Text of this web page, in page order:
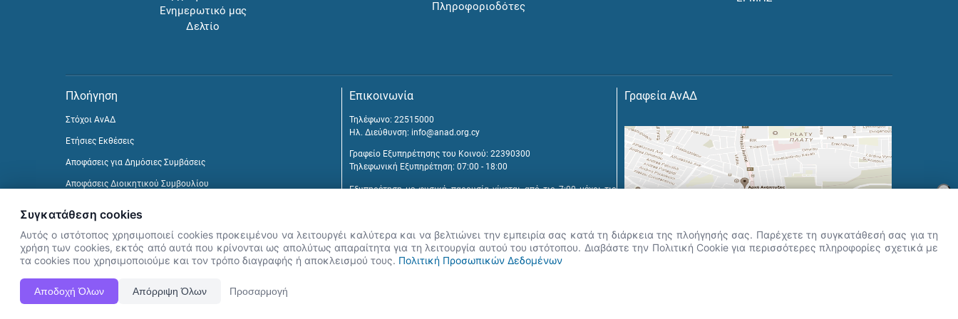
Ενημερωτικό μας
Δελτίο
Πληροφοριοδότες
Πλοήγηση
Στόχοι ΑνΑΔ
Ετήσιες Εκθέσεις
Αποφάσεις για Δημόσιες Συμβάσεις
Αποφάσεις Διοικητικού Συμβουλίου
Επικοινωνία
Τηλέφωνο: 22515000
Ηλ. Διεύθυνση: info@anad.org.cy
Γραφείο Εξυπηρέτησης του Κοινού: 22390300
Τηλεφωνική Εξυπηρέτηση: 07:00 - 18:00
Εξυπηρέτηση με φυσική παρουσία γίνεται από τις 7:00 μέχρι τις
Τ.Θ. 25431, 1392 Λευκωσία, Κύπρος
Γραφεία ΑνΑΔ
Η Ιστοσελίδα ΑνΑΔ είναι πλήρως συμβατή με τις νεότερες εκδόσεις, Google Chrome, Mozilla Firefox, Apple Safari καθώς και Internet Explorer.
×
σήμερα.
Συγκατάθεση cookies
Αυτός ο ιστότοπος χρησιμοποιεί cookies προκειμένου να λειτουργέι καλύτερα και να βελτιώνει την εμπειρία σας κατά τη διάρκεια της πλοήγησής σας. Παρέχετε τη συγκατάθεσή σας για τη
χρήση των cookies, εκτός από αυτά που κρίνονται ως απολύτως απαραίτητα για τη λειτουργία αυτού του ιστότοπου. Διαβάστε την Πολιτική Cookie για περισσότερες πληροφορίες σχετικά με
τα cookies που χρησιμοποιούμε και τον τρόπο διαγραφής ή αποκλεισμού τους. Πολιτική Προσωπικών Δεδομένων
Αποδοχή Όλων Απόρριψη Όλων Προσαρμογή